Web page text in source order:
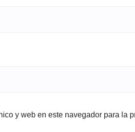
y web en este navegador para la